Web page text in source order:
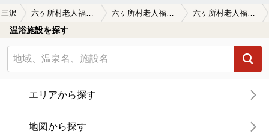
三沢 六ヶ所村老人福祉センター 六ヶ所村老人福祉センターの口コミ一覧 六ヶ所村老人福祉センターの口コミ 羊の皮をかぶった狼
温浴施設を探す
エリアから探す
地図から探す